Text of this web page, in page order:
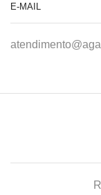
E-MAIL